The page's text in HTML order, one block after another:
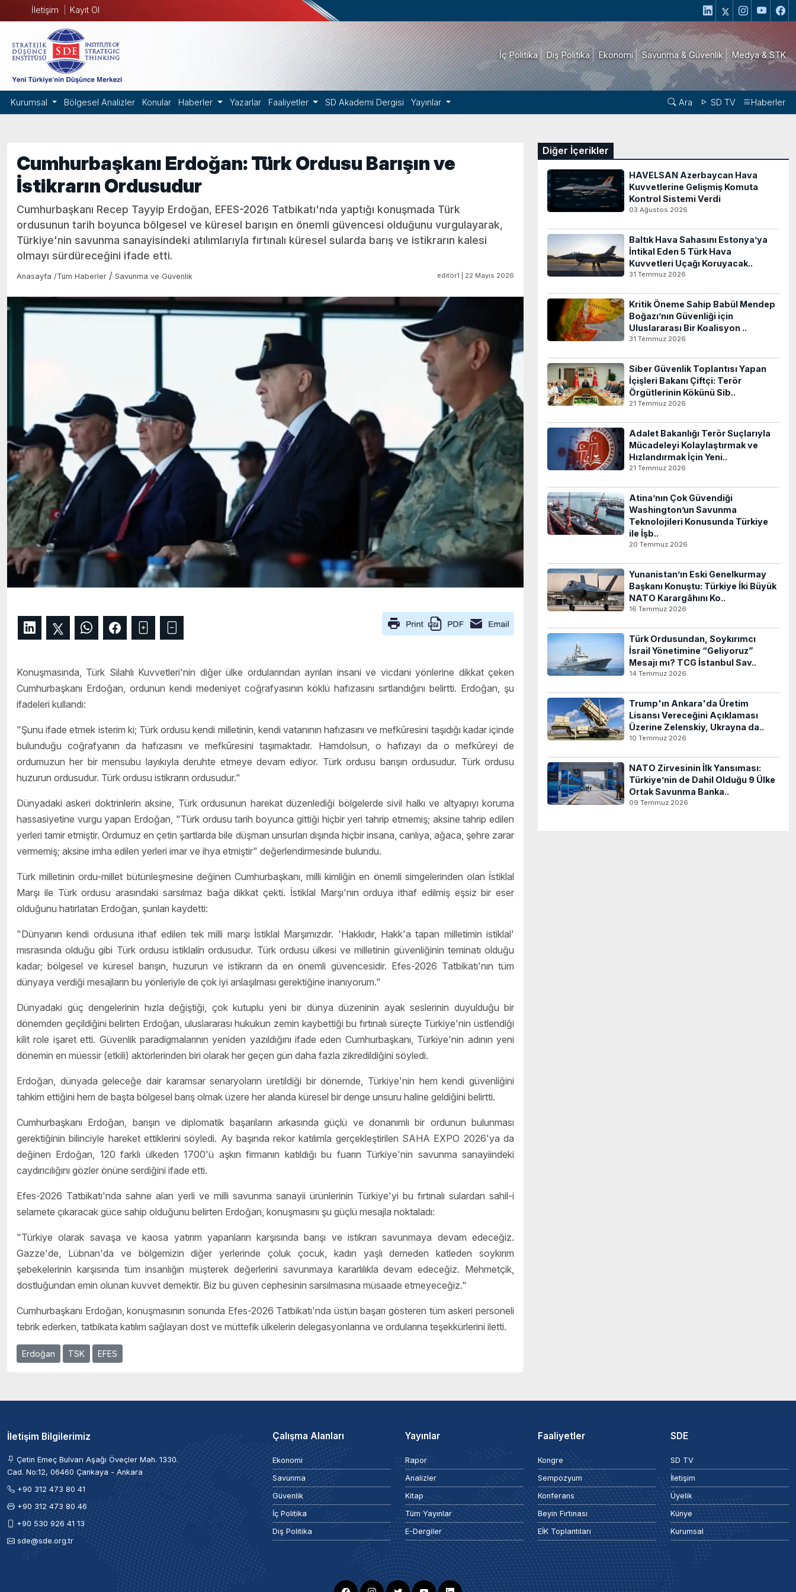
İletişim Kayıt Ol
İç Politika Dış Politika Ekonomi Savunma & Güvenlik Medya & STK
Kurumsal Bölgesel Analizler Konular Haberler Yazarlar Faaliyetler SD Akademi Dergisi Yayınlar Ara SD TV Haberler
Cumhurbaşkanı Erdoğan: Türk Ordusu Barışın ve
İstikrarın Ordusudur
Cumhurbaşkanı Recep Tayyip Erdoğan, EFES-2026 Tatbikatı'nda yaptığı konuşmada Türk
ordusunun tarih boyunca bölgesel ve küresel barışın en önemli güvencesi olduğunu vurgulayarak,
Türkiye'nin savunma sanayisindeki atılımlarıyla fırtınalı küresel sularda barış ve istikrarın kalesi
olmayı sürdüreceğini ifade etti.
Anasayfa /Tüm Haberler / Savunma ve Güvenlik editör1 | 22 Mayıs 2026
Konuşmasında, Türk Silahlı Kuvvetleri'nin diğer ülke ordularından ayrılan insani ve vicdani yönlerine dikkat çeken
Cumhurbaşkanı Erdoğan, ordunun kendi medeniyet coğrafyasının köklü hafızasını sırtlandığını belirtti. Erdoğan, şu
ifadeleri kullandı:
"Şunu ifade etmek isterim ki; Türk ordusu kendi milletinin, kendi vatanının hafızasını ve mefkûresini taşıdığı kadar içinde
bulunduğu coğrafyanın da hafızasını ve mefkûresini taşımaktadır. Hamdolsun, o hafızayı da o mefkûreyi de
ordumuzun her bir mensubu layıkıyla deruhte etmeye devam ediyor. Türk ordusu barışın ordusudur. Türk ordusu
huzurun ordusudur. Türk ordusu istikrarın ordusudur."
Dünyadaki askeri doktrinlerin aksine, Türk ordusunun harekat düzenlediği bölgelerde sivil halkı ve altyapıyı koruma
hassasiyetine vurgu yapan Erdoğan, "Türk ordusu tarih boyunca gittiği hiçbir yeri tahrip etmemiş; aksine tahrip edilen
yerleri tamir etmiştir. Ordumuz en çetin şartlarda bile düşman unsurları dışında hiçbir insana, canlıya, ağaca, şehre zarar
vermemiş; aksine imha edilen yerleri imar ve ihya etmiştir" değerlendirmesinde bulundu.
Türk milletinin ordu-millet bütünleşmesine değinen Cumhurbaşkanı, milli kimliğin en önemli simgelerinden olan İstiklal
Marşı ile Türk ordusu arasındaki sarsılmaz bağa dikkat çekti. İstiklal Marşı'nın orduya ithaf edilmiş eşsiz bir eser
olduğunu hatırlatan Erdoğan, şunları kaydetti:
"Dünyanın kendi ordusuna ithaf edilen tek milli marşı İstiklal Marşımızdır. 'Hakkıdır, Hakk'a tapan milletimin istiklal'
mısrasında olduğu gibi Türk ordusu istiklalin ordusudur. Türk ordusu ülkesi ve milletinin güvenliğinin teminatı olduğu
kadar; bölgesel ve küresel barışın, huzurun ve istikrarın da en önemli güvencesidir. Efes-2026 Tatbikatı'nın tüm
dünyaya verdiği mesajların bu yönleriyle de çok iyi anlaşılması gerektiğine inanıyorum."
Dünyadaki güç dengelerinin hızla değiştiği, çok kutuplu yeni bir dünya düzeninin ayak seslerinin duyulduğu bir
dönemden geçildiğini belirten Erdoğan, uluslararası hukukun zemin kaybettiği bu fırtınalı süreçte Türkiye'nin üstlendiği
kilit role işaret etti. Güvenlik paradigmalarının yeniden yazıldığını ifade eden Cumhurbaşkanı, Türkiye'nin adının yeni
dönemin en müessir (etkili) aktörlerinden biri olarak her geçen gün daha fazla zikredildiğini söyledi.
Erdoğan, dünyada geleceğe dair karamsar senaryoların üretildiği bir dönemde, Türkiye'nin hem kendi güvenliğini
tahkim ettiğini hem de başta bölgesel barış olmak üzere her alanda küresel bir denge unsuru haline geldiğini belirtti.
Cumhurbaşkanı Erdoğan, barışın ve diplomatik başarıların arkasında güçlü ve donanımlı bir ordunun bulunması
gerektiğinin bilinciyle hareket ettiklerini söyledi. Ay başında rekor katılımla gerçekleştirilen SAHA EXPO 2026'ya da
değinen Erdoğan, 120 farklı ülkeden 1700'ü aşkın firmanın katıldığı bu fuarın Türkiye'nin savunma sanayiindeki
caydırıcılığını gözler önüne serdiğini ifade etti.
Efes-2026 Tatbikatı'nda sahne alan yerli ve milli savunma sanayii ürünlerinin Türkiye'yi bu fırtınalı sulardan sahil-i
selamete çıkaracak güce sahip olduğunu belirten Erdoğan, konuşmasını şu güçlü mesajla noktaladı:
"Türkiye olarak savaşa ve kaosa yatırım yapanların karşısında barışı ve istikrarı savunmaya devam edeceğiz.
Gazze'de, Lübnan'da ve bölgemizin diğer yerlerinde çoluk çocuk, kadın yaşlı demeden katleden soykırım
şebekelerinin karşısında tüm insanlığın müşterek değerlerini savunmaya kararlılıkla devam edeceğiz. Mehmetçik,
dostluğundan emin olunan kuvvet demektir. Biz bu güven cephesinin sarsılmasına müsaade etmeyeceğiz."
Cumhurbaşkanı Erdoğan, konuşmasının sonunda Efes-2026 Tatbikatı'nda üstün başarı gösteren tüm askeri personeli
tebrik ederken, tatbikata katılım sağlayan dost ve müttefik ülkelerin delegasyonlarına ve ordularına teşekkürlerini iletti.
Erdoğan TSK EFES
Diğer İçerikler
HAVELSAN Azerbaycan Hava
Kuvvetlerine Gelişmiş Komuta
Kontrol Sistemi Verdi
03 Ağustos 2026
Baltık Hava Sahasını Estonya’ya
İntikal Eden 5 Türk Hava
Kuvvetleri Uçağı Koruyacak..
31 Temmuz 2026
Kritik Öneme Sahip Babül Mendep
Boğazı’nın Güvenliği için
Uluslararası Bir Koalisyon ..
31 Temmuz 2026
Siber Güvenlik Toplantısı Yapan
İçişleri Bakanı Çiftçi: Terör
Örgütlerinin Kökünü Sib..
21 Temmuz 2026
Adalet Bakanlığı Terör Suçlarıyla
Mücadeleyi Kolaylaştırmak ve
Hızlandırmak İçin Yeni..
21 Temmuz 2026
Atina’nın Çok Güvendiği
Washington’un Savunma
Teknolojileri Konusunda Türkiye
ile İşb..
20 Temmuz 2026
Yunanistan’ın Eski Genelkurmay
Başkanı Konuştu: Türkiye İki Büyük
NATO Karargâhını Ko..
16 Temmuz 2026
Türk Ordusundan, Soykırımcı
İsrail Yönetimine “Geliyoruz”
Mesajı mı? TCG İstanbul Sav..
14 Temmuz 2026
Trump'ın Ankara'da Üretim
Lisansı Vereceğini Açıklaması
Üzerine Zelenskiy, Ukrayna da..
10 Temmuz 2026
NATO Zirvesinin İlk Yansıması:
Türkiye’nin de Dahil Olduğu 9 Ülke
Ortak Savunma Banka..
09 Temmuz 2026
İletişim Bilgilerimiz
Çetin Emeç Bulvarı Aşağı Öveçler Mah. 1330.
Cad. No:12, 06460 Çankaya - Ankara
+90 312 473 80 41
+90 312 473 80 46
+90 530 926 41 13
sde@sde.org.tr
Çalışma Alanları
Ekonomi
Savunma
Güvenlik
İç Politika
Dış Politika
Yayınlar
Rapor
Analizler
Kitap
Tüm Yayınlar
E-Dergiler
Faaliyetler
Kongre
Sempozyum
Konferans
Beyin Fırtınası
EİK Toplantıları
SDE
SD TV
İletişim
Üyelik
Künye
Kurumsal